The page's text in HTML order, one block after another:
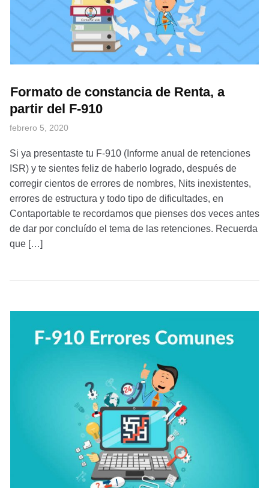
Formato de constancia de Renta, a
partir del F-910
febrero 5, 2020
Si ya presentaste tu F-910 (Informe anual de retenciones
ISR) y te sientes feliz de haberlo logrado, después de
corregir cientos de errores de nombres, Nits inexistentes,
errores de estructura y todo tipo de dificultades, en
Contaportable te recordamos que pienses dos veces antes
de dar por concluído el tema de las retenciones. Recuerda
que […]